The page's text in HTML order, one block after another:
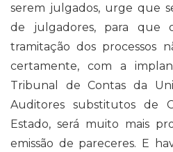
serem julgados, urge que
de julgadores, para que
tramitação dos processos
certamente, com a
Tribunal de Contas da
Auditores substitutos de
Estado, será muito mais
emissão de pareceres. E